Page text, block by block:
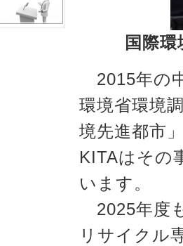
国際
2015年の
環境省環境
境先進都市
KITAはその
います。
2025年度
リサイクル